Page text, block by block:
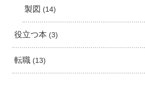
製図 14
役立つ本 3
転職 13